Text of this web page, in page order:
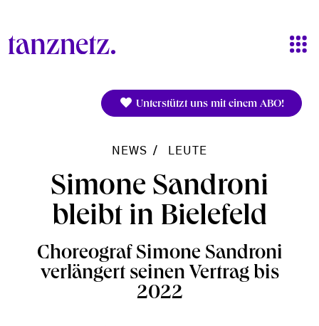
Unterstützt uns mit einem ABO!
NEWS LEUTE
Simone Sandroni
bleibt in Bielefeld
Choreograf Simone Sandroni
verlängert seinen Vertrag bis
2022